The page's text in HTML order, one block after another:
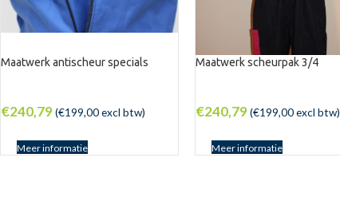
Maatwerk antischeur specials
€240,79 (€199,00excl btw)
Meer informatie
Maatwerk scheurpak 3/4
€240,79(€199,00excl btw)
Meer informatie